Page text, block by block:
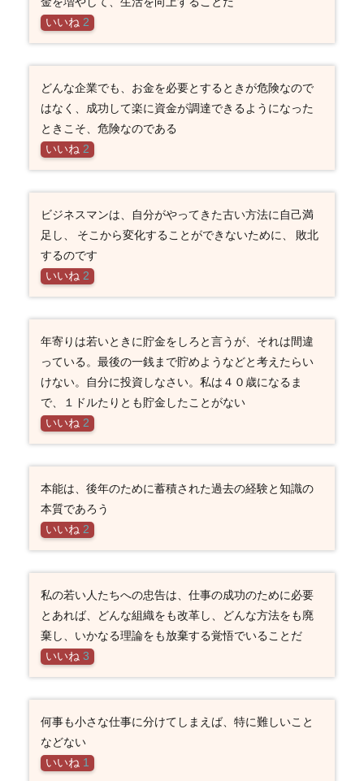
いいね 2
どんな企業でも、お金を必要とするときが危険なので
はなく、成功して楽に資金が調達できるようになった
ときこそ、危険なのである
いいね 2
ビジネスマンは、自分がやってきた古い方法に自己満
足し、 そこから変化することができないために、 敗北
するのです
いいね 2
年寄りは若いときに貯金をしろと言うが、それは間違
っている。最後の一銭まで貯めようなどと考えたらい
けない。自分に投資しなさい。私は４０歳になるま
で、１ドルたりとも貯金したことがない
いいね 2
本能は、後年のために蓄積された過去の経験と知識の
本質であろう
いいね 2
私の若い人たちへの忠告は、仕事の成功のために必要
とあれば、どんな組織をも改革し、どんな方法をも廃
棄し、いかなる理論をも放棄する覚悟でいることだ
いいね 3
何事も小さな仕事に分けてしまえば、特に難しいこと
などない
いいね 1